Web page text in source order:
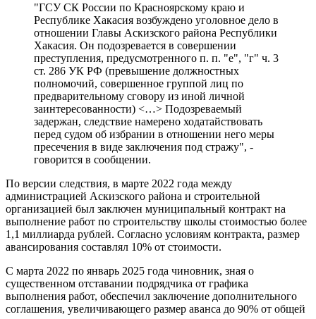
"ГСУ СК России по Красноярскому краю и
Республике Хакасия возбуждено уголовное дело в
отношении Главы Аскизского района Республики
Хакасия. Он подозревается в совершении
преступления, предусмотренного п. п. "е", "г" ч. 3
ст. 286 УК РФ (превышение должностных
полномочий, совершенное группой лиц по
предварительному сговору из иной личной
заинтересованности) <…> Подозреваемый
задержан, следствие намерено ходатайствовать
перед судом об избрании в отношении него меры
пресечения в виде заключения под стражу", -
говорится в сообщении.
По версии следствия, в марте 2022 года между
администрацией Аскизского района и строительной
организацией был заключен муниципальный контракт на
выполнение работ по строительству школы стоимостью более
1,1 миллиарда рублей. Согласно условиям контракта, размер
авансирования составлял 10% от стоимости.
С марта 2022 по январь 2025 года чиновник, зная о
существенном отставании подрядчика от графика
выполнения работ, обеспечил заключение дополнительного
соглашения, увеличивающего размер аванса до 90% от общей